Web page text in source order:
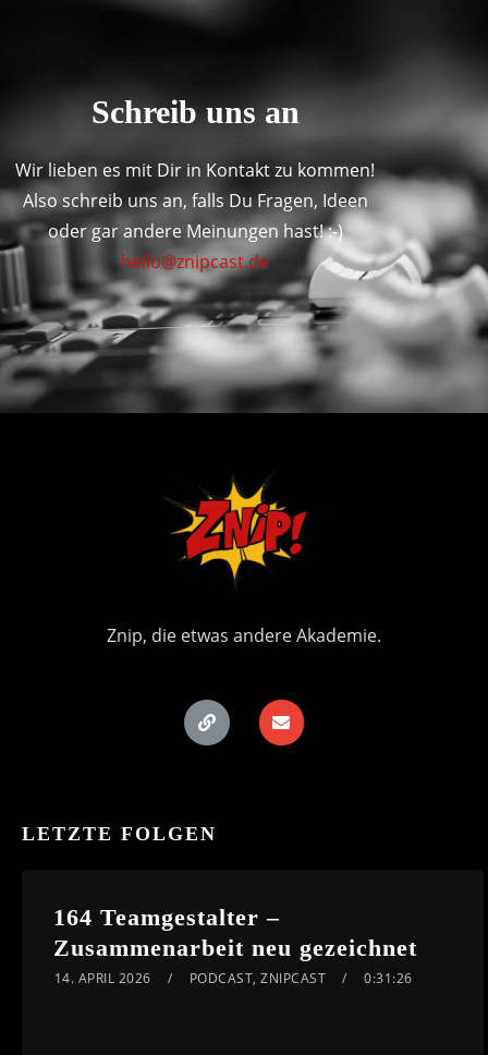
Schreib uns an
Wir lieben es mit Dir in Kontakt zu kommen!
Also schreib uns an, falls Du Fragen, Ideen
oder gar andere Meinungen hast! :-)
hello@znipcast.de
Znip, die etwas andere Akademie.
LETZTE FOLGEN
164 Teamgestalter –
Zusammenarbeit neu gezeichnet
14. APRIL 2026 PODCAST,ZNIPCAST 0:31:26